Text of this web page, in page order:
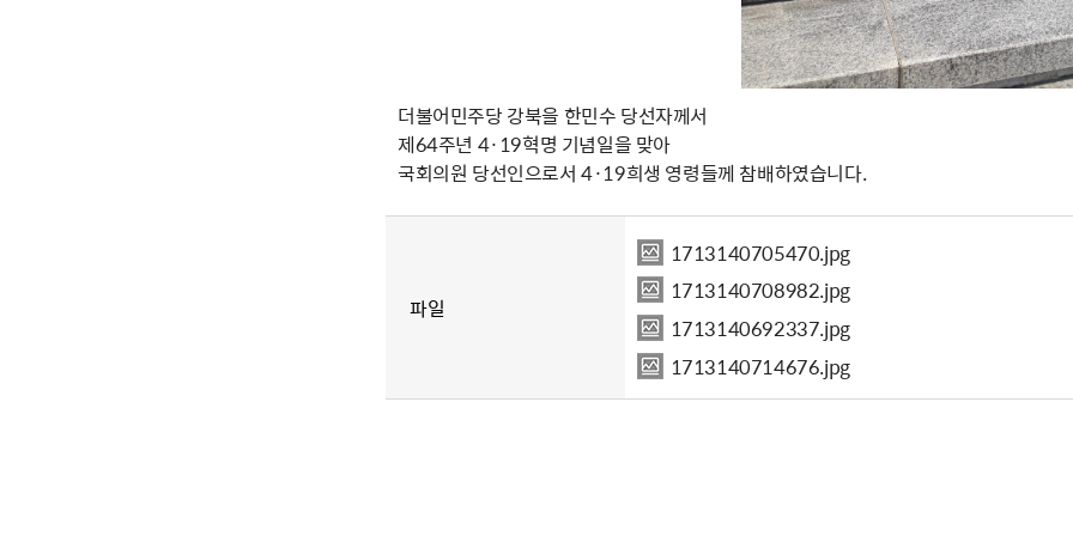
더불어민주당 강북을 한민수 당선자께서
제64주년 4·19혁명 기념일을 맞아
국회의원 당선인으로서 4·19희생 영령들께 참배하였습니다.
파일
1713140705470.jpg
1713140708982.jpg
1713140692337.jpg
1713140714676.jpg